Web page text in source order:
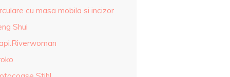
cu masa mobila si incizor
Shui